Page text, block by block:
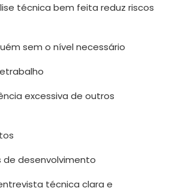
técnica bem feita reduz riscos
sem o nível necessário
excessiva de outros
de desenvolvimento
técnica clara e